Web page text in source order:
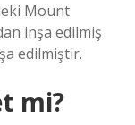
Mount
inşa edilmiş
edilmiştir.
mi?